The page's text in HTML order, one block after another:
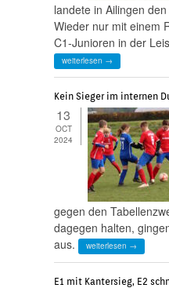
landete in Ailingen
Wieder nur mit einem
C1-Junioren in der
weiterlesen →
Kein Sieger im internen
13
OCT
2024
gegen den
dagegen halten,
aus.
weiterlesen →
E1 mit Kantersieg, E2